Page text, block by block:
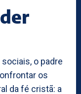
o padre
os
da fé cristã: a